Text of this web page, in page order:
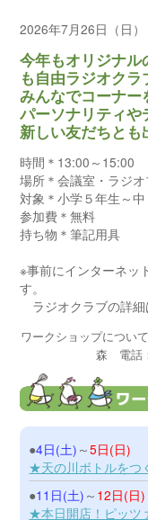
2026年7月26日（日）
今年もオリジナ
も自由ラジオクラ
みんなでコーナー
パーソナリティや
新しい友だちとも
時間＊13:00～15:00
場所＊会議室・ラジオ
対象＊小学５年生～
参加費＊無料
持ち物＊筆記用具
※事前にインターネッ
す。
ラジオクラブの詳細
ワークショップについ
森 電話
●4日(土) ～5日(日)
★天の川ボトルをつ
●11日(土) ～ 12日(日)
★本日開店！ピッツ